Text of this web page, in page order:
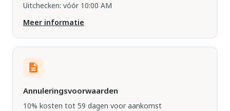
Uitchecken: vóór 10:00 AM
Meer informatie
Annuleringsvoorwaarden
10% kosten tot 59 dagen voor aankomst